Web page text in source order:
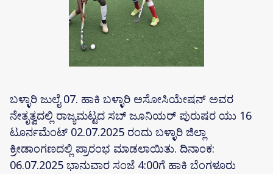
ಬಳ್ಳಾರಿ ಜುಲೈ 07. ಹಾಕಿ ಬಳ್ಳಾರಿ ಅಸೋಸಿಯೇಷನ್ ಅವರ
ನೇತೃತ್ವದಲ್ಲಿ ರಾಜ್ಯಮಟ್ಟದ ಸಬ್ ಜೂನಿಯರ್ ಪುರುಷರ ಯು 16
ಟೂರ್ನಮೆಂಟ್ 02.07.2025 ರಂದು ಬಳ್ಳಾರಿ ಜಿಲ್ಲಾ
ಕ್ರೀಡಾಂಗಣದಲ್ಲಿ ಪ್ರಾರಂಭ ಮಾಡಲಾಯಿತು. ದಿನಾಂಕ:
06.07.2025 ಭಾನುವಾರ ಸಂಜೆ 4:00ಗೆ ಹಾಕಿ ಬೆಂಗಳೂರು